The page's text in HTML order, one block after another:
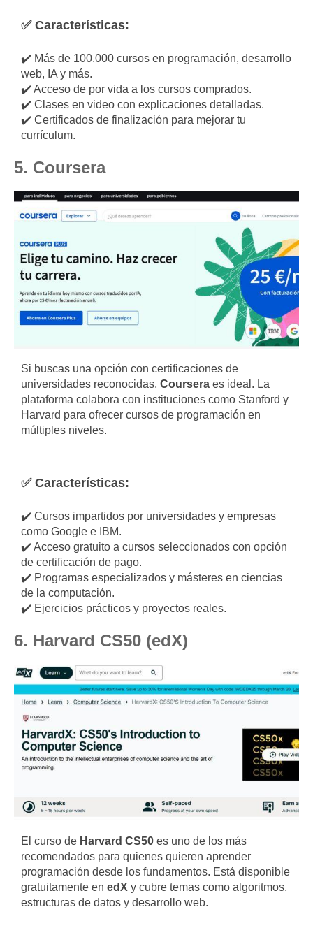
✅ Características:
✔️ Más de 100.000 cursos en programación, desarrollo
web, IA y más.
✔️ Acceso de por vida a los cursos comprados.
✔️ Clases en video con explicaciones detalladas.
✔️ Certificados de finalización para mejorar tu
currículum.
5. Coursera
Si buscas una opción con certificaciones de
universidades reconocidas, Coursera es ideal. La
plataforma colabora con instituciones como Stanford y
Harvard para ofrecer cursos de programación en
múltiples niveles.
✅ Características:
✔️ Cursos impartidos por universidades y empresas
como Google e IBM.
✔️ Acceso gratuito a cursos seleccionados con opción
de certificación de pago.
✔️ Programas especializados y másteres en ciencias
de la computación.
✔️ Ejercicios prácticos y proyectos reales.
6. Harvard CS50 (edX)
El curso de Harvard CS50 es uno de los más
recomendados para quienes quieren aprender
programación desde los fundamentos. Está disponible
gratuitamente en edX y cubre temas como algoritmos,
estructuras de datos y desarrollo web.